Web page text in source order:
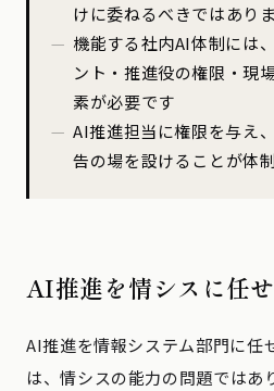
けに委ねるべきではあり
機能する社内AI体制には
ント・推進役の権限・現
素が必要です
AI推進担当に権限を与え
告の場を設けることが体
AI推進を情シスに任
AI推進を情報システム部門に任
は、情シスの能力の問題ではあ